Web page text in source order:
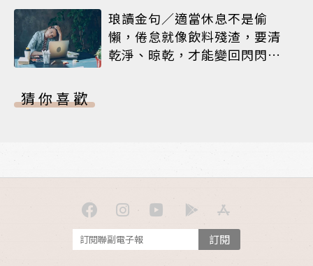
琅讀金句／適當休息不是偷
懶，倦怠就像飲料殘渣，要清
乾淨、晾乾，才能變回閃閃發
猜你喜歡
訂閱